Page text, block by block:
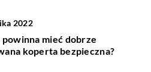
2022
mieć dobrze
koperta bezpieczna?